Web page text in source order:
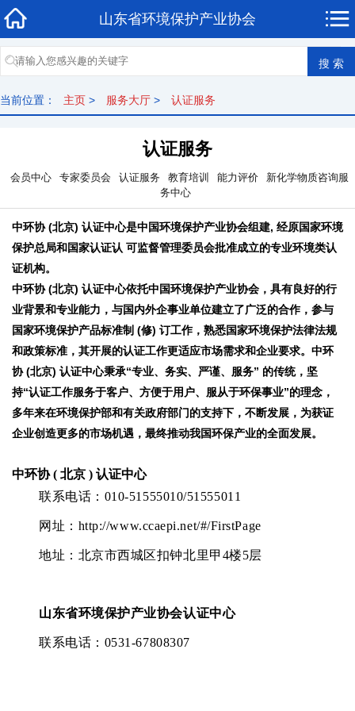
山东省环境保护产业协会
当前位置： 主页 > 服务大厅 > 认证服务
认证服务
会员中心 专家委员会 认证服务 教育培训 能力评价
新化学物质咨询服
务中心
中环协 (北京) 认证中心是中国环境保护产业协会组建, 经原国家环境
保护总局和国家认证认 可监督管理委员会批准成立的专业环境类认
证机构。
中环协 (北京) 认证中心依托中国环境保护产业协会，具有良好的行
业背景和专业能力，与国内外企事业单位建立了广泛的合作，参与
国家环境保护产品标准制 (修) 订工作，熟悉国家环境保护法律法规
和政策标准，其开展的认证工作更适应市场需求和企业要求。中环
协 (北京) 认证中心秉承“专业、务实、严谨、服务” 的传统，坚
持“认证工作服务于客户、方便于用户、服从于环保事业”的理念，
多年来在环境保护部和有关政府部门的支持下，不断发展，为获证
企业创造更多的市场机遇，最终推动我国环保产业的全面发展。
中环协( 北京 ) 认证中心
联系电话： 010-51555010/51555011
网址： http://www.ccaepi.net/#/FirstPage
地址：北京市西城区扣钟北里甲 4楼5层
山东省环境保护产业协会认证中心
联系电话： 0531-67808307